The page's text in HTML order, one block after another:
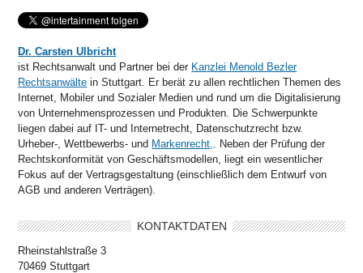
Dr. Carsten Ulbricht
ist Rechtsanwalt und Partner bei der Kanzlei Menold Bezler
Rechtsanwälte in Stuttgart. Er berät zu allen rechtlichen Themen des
Internet, Mobiler und Sozialer Medien und rund um die Digitalisierung
von Unternehmensprozessen und Produkten. Die Schwerpunkte
liegen dabei auf IT- und Internetrecht, Datenschutzrecht bzw.
Urheber-, Wettbewerbs- und Markenrecht,
. Neben der Prüfung der
Rechtskonformität von Geschäftsmodellen, liegt ein wesentlicher
Fokus auf der Vertragsgestaltung (einschließlich dem Entwurf von
AGB und anderen Verträgen).
KONTAKTDATEN
Rheinstahlstraße 3
70469 Stuttgart